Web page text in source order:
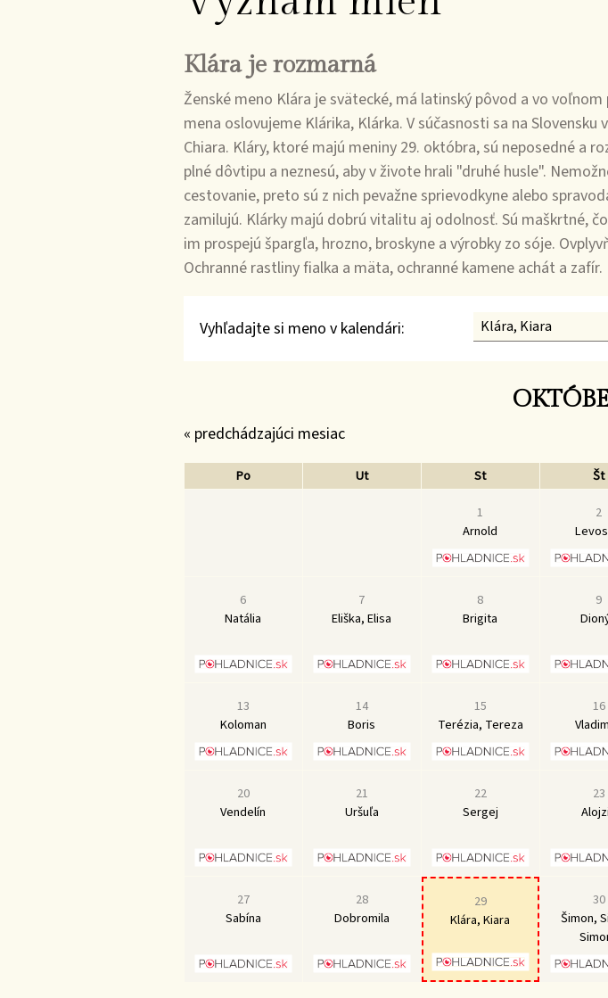
Klára je rozmarná
Ženské meno Klára je svätecké, má latinský pôvod a vo
mena oslovujeme Klárika, Klárka. V súčasnosti sa na
Chiara. Kláry, ktoré majú meniny 29. októbra, sú neposedné a
plné dôvtipu a neznesú, aby v živote hrali "druhé husle".
cestovanie, preto sú z nich pevažne sprievodkyne alebo
zamilujú. Klárky majú dobrú vitalitu aj odolnosť. Sú maškrtné,
im prospejú špargľa, hrozno, broskyne a výrobky zo sóje.
Ochranné rastliny fialka a mäta, ochranné kamene achát a zafír.
Vyhľadajte si meno v kalendári:
« predchádzajúci mesiac
Po Ut St Št
1
Arnold
2
6
Natália
7
Eliška, Elisa
8
Brigita
9
13
Koloman
14
Boris
15
Terézia, Tereza
16
20
Vendelín
21
Uršuľa
22
Sergej
23
27
Sabína
28
Dobromila
29
Klára, Kiara
30
Šimon,